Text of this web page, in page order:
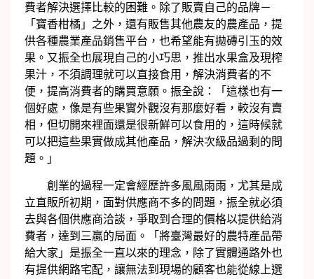
費者解決選擇比較的困難。除了販賣自己的品牌－
「寶香柑橘」之外，還有販售其他農友的農產品，提
供各種農業產品銷售平台，也希望能有拋磚引玉的效
果。又振全也展現自己的小巧思，推出水果盒及現榨
果汁，不須調理就可以直接食用，解決消費者的不
便，提高消費者的購買意願。振全說：「這樣也有一
個好處，像是有些果實外觀沒有那麼好看，較沒有賣
相，但切開來裡面還是很新鮮可以食用的，這時候就
可以把這些果實做成其他產品，解決次級品過剩的問
題。」
創業的過程一定會經歷許多風風雨雨，尤其是成
立直販所初期，面對供應商不多的問題，振全就必須
去與各個供應商洽談，爭取到合理的價格以提供給消
費者，達到三贏的局面。「將臺灣最好的農特產品帶
給大家」是振全一直以來的理念，除了實體通路外也
有提供網路宅配，讓無法到現場的顧客也能從線上選